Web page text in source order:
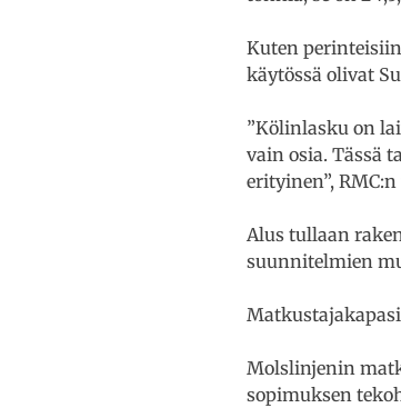
Kuten
käytössä olivat
”Kölinlasku on
vain osia. Tässä
erityinen”,
Alus tullaan
suunnitelmien
Molslinjenin
sopimuksen